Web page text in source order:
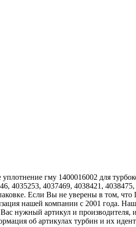
уплотнение гму 1400016002 для
4035253, 4037469, 4038421,
Если Вы не уверены в том,
нашей компании с 2001 года.
Вас нужный артикул и производителя,
об артикулах турбин и их